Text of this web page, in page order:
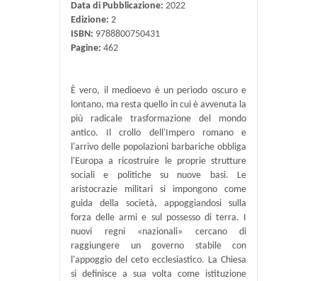
Data di Pubblicazione: 2022
Edizione: 2
ISBN: 9788800750431
Pagine: 462
È vero, il medioevo è un periodo oscuro e
lontano, ma resta quello in cui è avvenuta la
più radicale trasformazione del mondo
antico. Il crollo dell'Impero romano e
l'arrivo delle popolazioni barbariche obbliga
l'Europa a ricostruire le proprie strutture
sociali e politiche su nuove basi. Le
aristocrazie militari si impongono come
guida della società, appoggiandosi sulla
forza delle armi e sul possesso di terra. I
nuovi regni «nazionali» cercano di
raggiungere un governo stabile con
l'appoggio del ceto ecclesiastico. La Chiesa
si definisce a sua volta come istituzione